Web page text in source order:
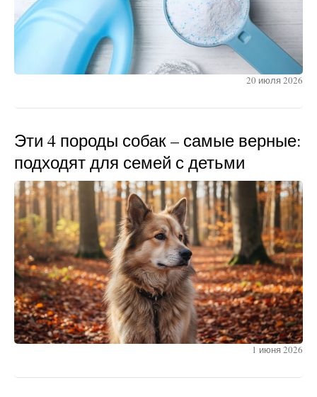
20 июля 2026
Эти 4 породы собак – самые верные:
подходят для семей с детьми
1 июня 2026